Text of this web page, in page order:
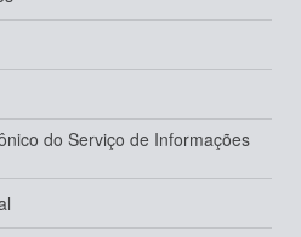
do Serviço de Informações